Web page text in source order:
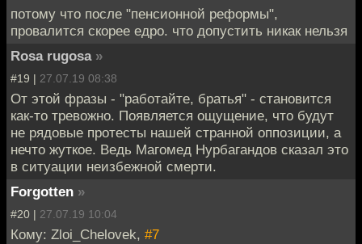
потому что после "пенсионной реформы",
провалится скорее едро. что допустить никак нельзя
Rosa rugosa »
#19 | 27.07.19 08:38
От этой фразы - "работайте, братья" - становится
как-то тревожно. Появляется ощущение, что будут
не рядовые протесты нашей странной оппозиции, а
нечто жуткое. Ведь Магомед Нурбагандов сказал это
в ситуации неизбежной смерти.
Forgotten »
#20 | 27.07.19 10:04
Кому: Zloi_Chelovek, #7